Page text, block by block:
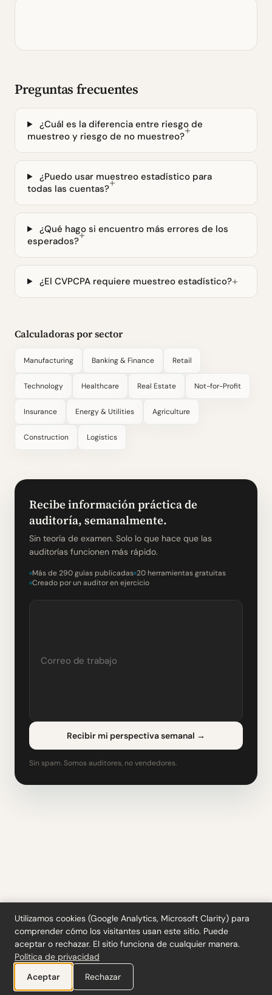
Preguntas frecuentes
¿Cuál es la diferencia entre riesgo de
muestreo y riesgo de no muestreo?
¿Puedo usar muestreo estadístico para
todas las cuentas?
¿Qué hago si encuentro más errores de los
esperados?
¿El CVPCPA requiere muestreo estadístico?
Calculadoras por sector
Manufacturing Banking & Finance Retail
Technology Healthcare Real Estate Not-for-Profit
Insurance Energy & Utilities Agriculture
Construction Logistics
Ayuda a diseñar nuestra próxima herramienta
Recibe información práctica de
auditoría, semanalmente.
Sin teoría de examen. Solo lo que hace que las
auditorías funcionen más rápido.
Más de 290 guías publicadas 20 herramientas gratuitas
Creado por un auditor en ejercicio
Recibir mi perspectiva semanal →
Sin spam. Somos auditores, no vendedores.
Herramientas· Blog·Glosario·Suscribirse·Privacidad Reembolsos·Términos
·Cookie settings
© 2026 ciferi · 92458378
Utilizamos cookies (Google Analytics, Microsoft Clarity) para
comprender cómo los visitantes usan este sitio. Puede
aceptar o rechazar. El sitio funciona de cualquier manera.
Política de privacidad
Aceptar
Rechazar